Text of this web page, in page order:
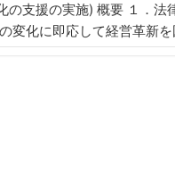
の支援の実施) 概要 １．法
変化に即応して経営革新を